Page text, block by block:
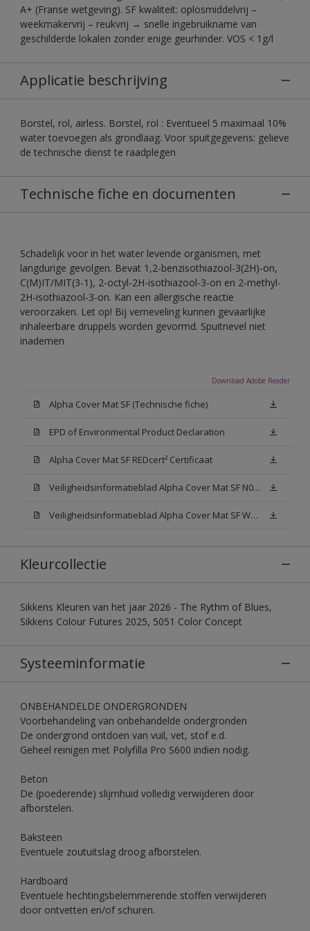
A+ (Franse wetgeving). SF kwaliteit: oplosmiddelvrij –
weekmakervrij – reukvrij → snelle ingebruikname van
geschilderde lokalen zonder enige geurhinder. VOS < 1g/l
Applicatie beschrijving
Borstel, rol, airless. Borstel, rol : Eventueel 5 maximaal 10%
water toevoegen als grondlaag. Voor spuitgegevens: gelieve
de technische dienst te raadplegen
Technische fiche en documenten
Schadelijk voor in het water levende organismen, met
langdurige gevolgen. Bevat 1,2-benzisothiazool-3(2H)-on,
C(M)IT/MIT(3-1), 2-octyl-2H-isothiazool-3-on en 2-methyl-
2H-isothiazool-3-on. Kan een allergische reactie
veroorzaken. Let op! Bij verneveling kunnen gevaarlijke
inhaleerbare druppels worden gevormd. Spuitnevel niet
inademen
Download Adobe Reader
Alpha Cover Mat SF (Technische fiche)
EPD of Environmental Product Declaration
Alpha Cover Mat SF REDcert² Certificaat
Veiligheidsinformatieblad Alpha Cover Mat SF N00 (SDS)
Veiligheidsinformatieblad Alpha Cover Mat SF White (SDS)
Kleurcollectie
Sikkens Kleuren van het jaar 2026 - The Rythm of Blues,
Sikkens Colour Futures 2025, 5051 Color Concept
Systeeminformatie
ONBEHANDELDE ONDERGRONDEN
Voorbehandeling van onbehandelde ondergronden
De ondergrond ontdoen van vuil, vet, stof e.d.
Geheel reinigen met Polyfilla Pro S600 indien nodig.
Beton
De (poederende) slijmhuid volledig verwijderen door
afborstelen.
Baksteen
Eventuele zoutuitslag droog afborstelen.
Hardboard
Eventuele hechtingsbelemmerende stoffen verwijderen
door ontvetten en/of schuren.